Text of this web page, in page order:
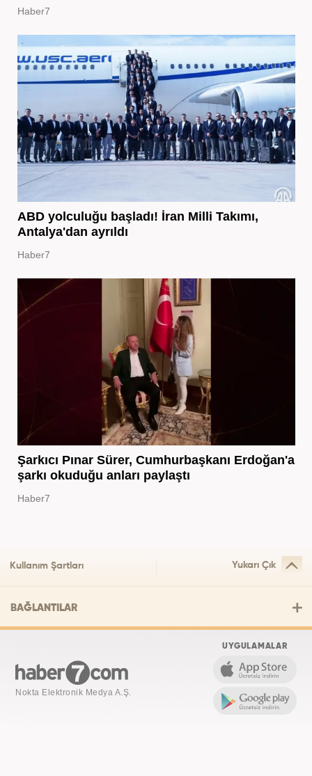
Haber7
ABD yolculuğu başladı! İran Milli Takımı,
Antalya'dan ayrıldı
Haber7
Şarkıcı Pınar Sürer, Cumhurbaşkanı Erdoğan'a
şarkı okuduğu anları paylaştı
Haber7
Kullanım Şartları Yukarı Çık
BAĞLANTILAR
Nokta Elektronik Medya A.Ş.
UYGULAMALAR